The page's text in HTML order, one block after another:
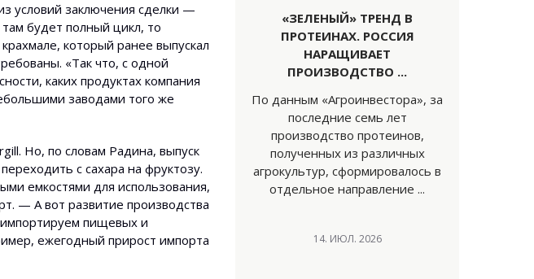
условий заключения сделки —
будет полный цикл, то
который ранее выпускал
«Так что, с одной
каких продуктах компания
заводами того же
Но, по словам Радина, выпуск
с сахара на фруктозу.
емкостями для использования,
— А вот развитие производства
пищевых и
ежегодный прирост импорта
«ЗЕЛЕНЫЙ» ТРЕНД В
ПРОТЕИНАХ. РОССИЯ
НАРАЩИВАЕТ
ПРОИЗВОДСТВО ...
По данным «Агроинвестора», за
последние семь лет
производство протеинов,
полученных из различных
агрокультур, сформировалось в
отдельное направление ...
14. ИЮЛ. 2026